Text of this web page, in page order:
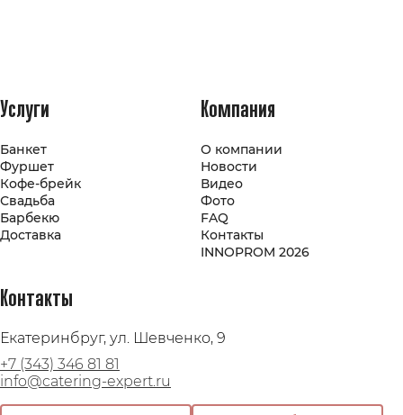
Услуги
Банкет
Фуршет
Кофе-брейк
Свадьба
Барбекю
Доставка
Компания
О компании
Новости
Видео
Фото
FAQ
Контакты
INNOPROM 2026
Контакты
Екатеринбруг, ул. Шевченко, 9
+7 (343) 346 81 81
info@catering-expert.ru